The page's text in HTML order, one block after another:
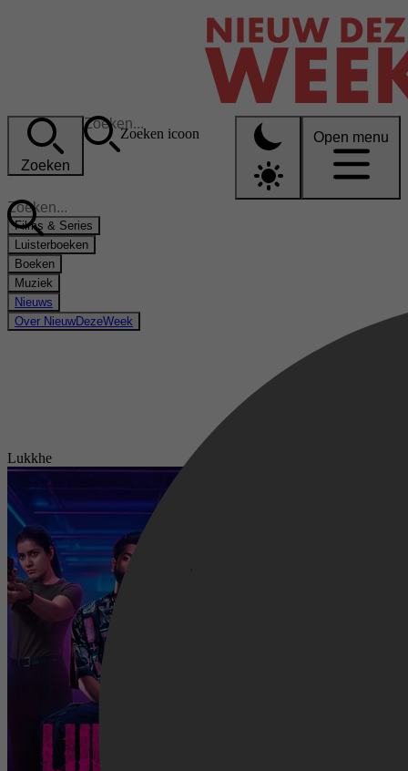
Zoeken
Zoeken icoon Open menu
Films & Series
Luisterboeken
Boeken
Muziek
Nieuws
Over NieuwDezeWeek
Lukkhe